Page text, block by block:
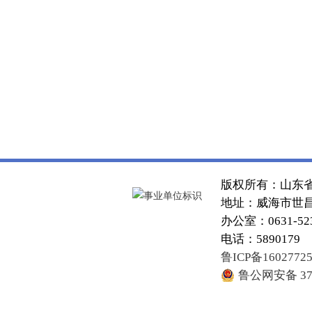
版权所有：山东
地址：威海市世
办公室：0631-
电话：5890179
鲁ICP备
鲁公网安备